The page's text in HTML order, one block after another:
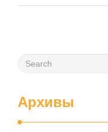
зависит от
Архивы